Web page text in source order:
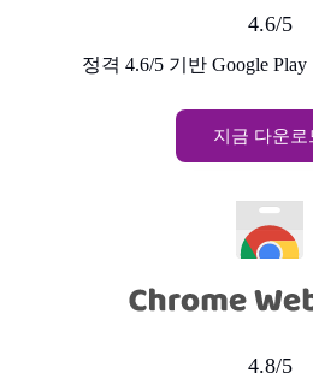
4.6/5
정격 4.6/5 기반 Google
지금 다운로
4.8/5